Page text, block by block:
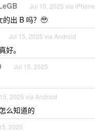
Jul 15, 2025 via iPhone
的出 B 吗？🥹
Jul 15, 2025 via Android
好。
Jul 15, 2025
2025 via Android
么知道的
2025